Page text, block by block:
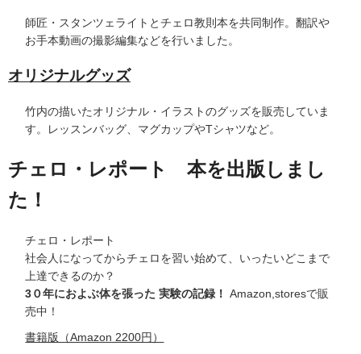
師匠・スタンツェライトとチェロ教則本を共同制作。翻訳や
お手本動画の撮影編集などを行いました。
オリジナルグッズ
竹内の描いたオリジナル・イラストのグッズを販売していま
す。レッスンバッグ、マグカップやTシャツなど。
チェロ・レポート 本を出版しまし
た！
チェロ・レポート
社会人になってからチェロを習い始めて、いったいどこまで
上達できるのか？
3０年におよぶ体を張った 実験の記録！ Amazon,storesで販
売中！
書籍版（Amazon 2200円）